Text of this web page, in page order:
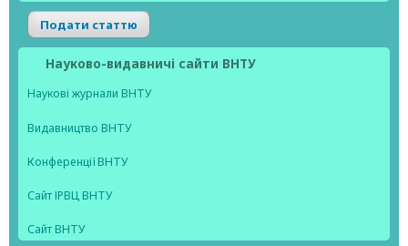
Подати статтю
Науково-видавничі сайти ВНТУ
Наукові журнали ВНТУ
Видавництво ВНТУ
Конференції ВНТУ
Сайт ІРВЦ ВНТУ
Сайт ВНТУ